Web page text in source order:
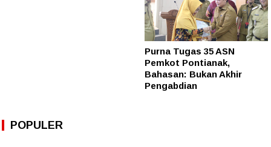
Purna Tugas 35 ASN
Pemkot Pontianak,
Bahasan: Bukan Akhir
Pengabdian
POPULER